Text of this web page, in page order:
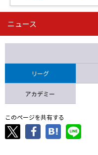
第16節 09/05 (土) 15:00
ニッパツ
ニュース
リーグ
アカデミー
このページを共有する